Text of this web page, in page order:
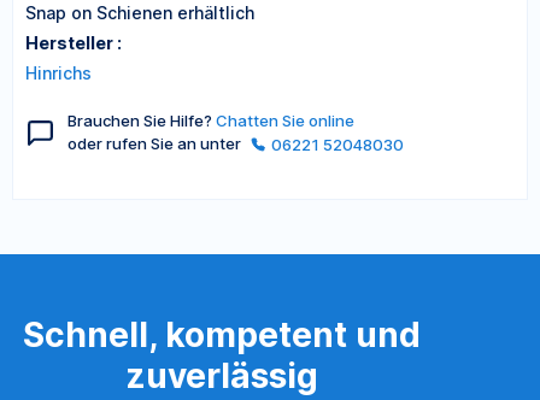
Snap on Schienen erhältlich
Hersteller :
Hinrichs
Brauchen Sie Hilfe? Chatten Sie online
oder rufen Sie an unter
06221 52048030
Schnell, kompetent und
zuverlässig